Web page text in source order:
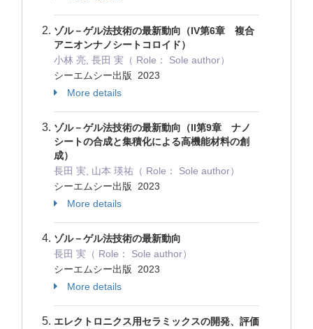
ゾル－ゲル法技術の最新動向（IV第6章 複合
アニオンナノシートコロイド）
小林 亮, 長田 実（ Role： Sole author）
シーエムシー出版 2023
More details
ゾル－ゲル法技術の最新動向（II第9章 ナノ
シートの合成と集積化による高機能材料の創
成）
長田 実, 山本 瑛祐（ Role： Sole author）
シーエムシー出版 2023
More details
ゾル－ゲル法技術の最新動向
長田 実（ Role： Sole author）
シーエムシー出版 2023
More details
エレクトロニクス用セラミックスの開発、評価